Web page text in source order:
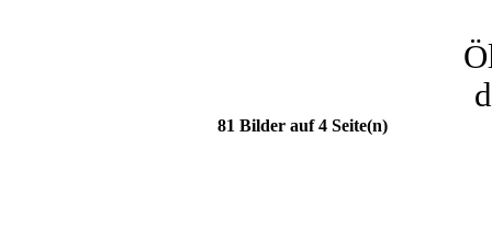
81 Bilder auf 4 Seite(n)